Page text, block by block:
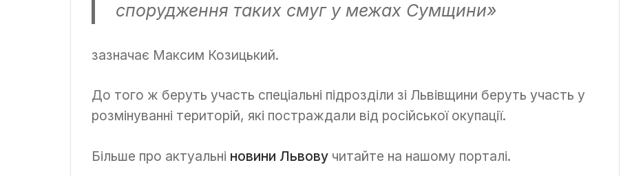
спорудження таких смуг у межах Сумщини»
зазначає Максим Козицький.
До того ж беруть участь спеціальні підрозділи зі Львівщини беруть участь у
розмінуванні територій, які постраждали від російської окупації.
Більше про актуальні новини Львову читайте на нашому порталі.